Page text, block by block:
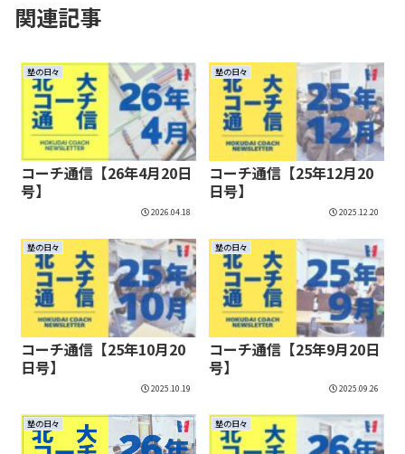
関連記事
塾の日々
コーチ通信【26年4月20日
号】
2026.04.18
塾の日々
コーチ通信【25年12月20
日号】
2025.12.20
塾の日々
コーチ通信【25年10月20
日号】
2025.10.19
塾の日々
コーチ通信【25年9月20日
号】
2025.09.26
塾の日々 塾の日々